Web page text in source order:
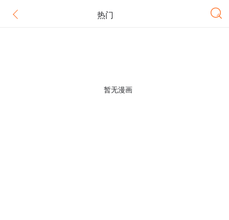
热门
暂无漫画